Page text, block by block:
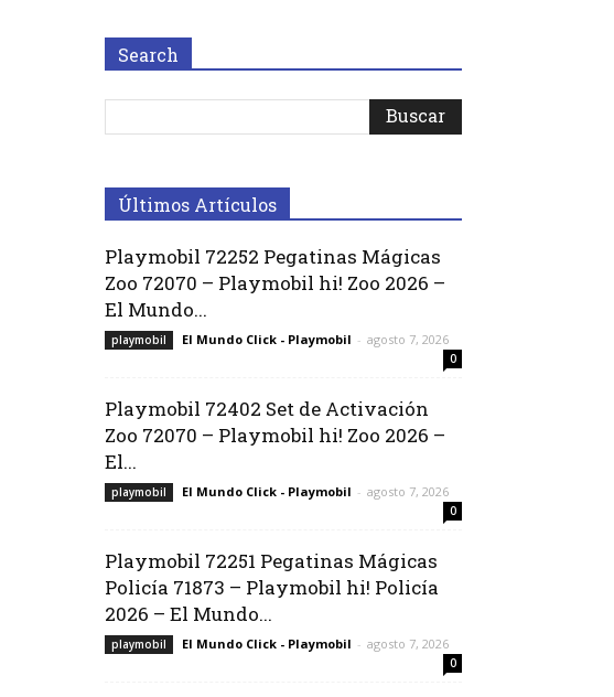
Search
Últimos Artículos
Playmobil 72252 Pegatinas Mágicas
Zoo 72070 – Playmobil hi! Zoo 2026 –
El Mundo...
playmobil El Mundo Click - Playmobil - agosto 7, 2026
0
Playmobil 72402 Set de Activación
Zoo 72070 – Playmobil hi! Zoo 2026 –
El...
playmobil El Mundo Click - Playmobil - agosto 7, 2026
0
Playmobil 72251 Pegatinas Mágicas
Policía 71873 – Playmobil hi! Policía
2026 – El Mundo...
playmobil El Mundo Click - Playmobil - agosto 7, 2026
0